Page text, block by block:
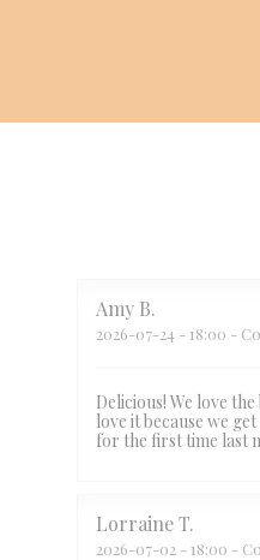
Amy B
2026-07-24 - 18:00 -
Delicious! We love
love it because we
for the first time last
LorraineT
2026-07-02 - 18:00 -